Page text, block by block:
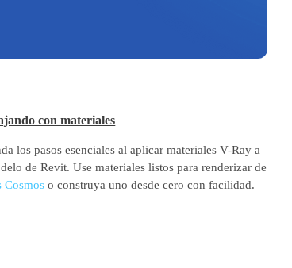
con materiales
los pasos esenciales al aplicar materiales V-Ray a
de Revit. Use materiales listos para renderizar de
Cosmos o construya uno desde cero con facilidad.